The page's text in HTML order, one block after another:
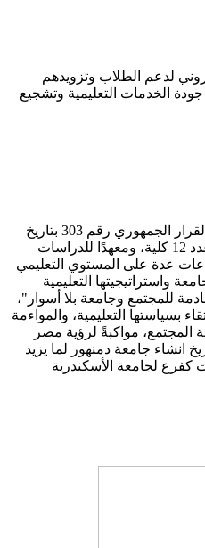
لدعم الطلاب وتزويدهم
جودة الخدمات التعليمية وتشجيع
تأسست جامعة دمنهور بمقتضى القرار الجمهوري رقم 303 بتاريخ
26-10-2010، هذا وتضم الجامعة عدد 12 كلية، ومعهدًا للدراسات
عدة على المستوي التعليمي
واستراتيجيتها التعليمية
للمجتمع وجامعة بلا أسوار"،
بسياستها التعليمية، والمواءمة
مواكبةً لرؤية مصر
انشاء جامعة دمنهور لما يزيد
كفرع لجامعة الأسكندرية